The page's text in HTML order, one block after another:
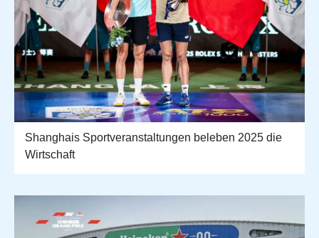
Shanghais Sportveranstaltungen beleben 2025 die
Wirtschaft